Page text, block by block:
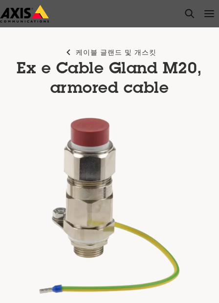
주
요
open
케이블 글랜드 및 개스킷
Ex e Cable Gland M20,
armored cable